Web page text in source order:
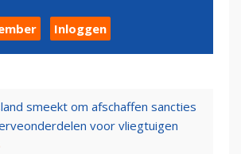
Inloggen
smeekt om afschaffen sancties
voor vliegtuigen